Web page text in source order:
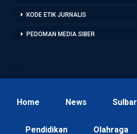
KODE ETIK JURNALIS
PEDOMAN MEDIA SIBER
Home News Sulbar
Pendidikan Olahraga